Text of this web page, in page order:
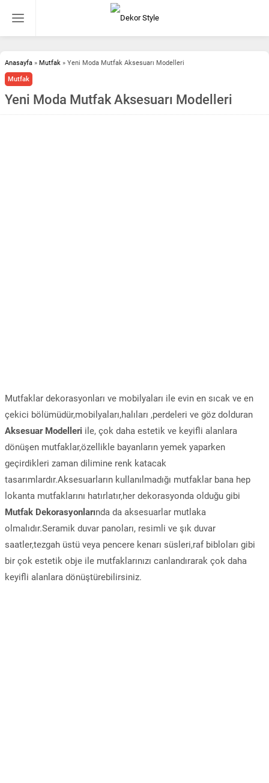
Anasayfa » Mutfak » Yeni Moda Mutfak Aksesuarı Modelleri
Mutfak
Yeni Moda Mutfak Aksesuarı Modelleri
Mutfaklar dekorasyonları ve mobilyaları ile evin en sıcak ve en
çekici bölümüdür,mobilyaları,halıları ,perdeleri ve göz dolduran
Aksesuar Modelleri ile, çok daha estetik ve keyifli alanlara
dönüşen mutfaklar,özellikle bayanların yemek yaparken
geçirdikleri zaman dilimine renk katacak
tasarımlardır.Aksesuarların kullanılmadığı mutfaklar bana hep
lokanta mutfaklarını hatırlatır,her dekorasyonda olduğu gibi
Mutfak Dekorasyonlarında da aksesuarlar mutlaka
olmalıdır.Seramik duvar panoları, resimli ve şık duvar
saatler,tezgah üstü veya pencere kenarı süsleri,raf bibloları gibi
bir çok estetik obje ile mutfaklarınızı canlandırarak çok daha
keyifli alanlara dönüştürebilirsiniz.